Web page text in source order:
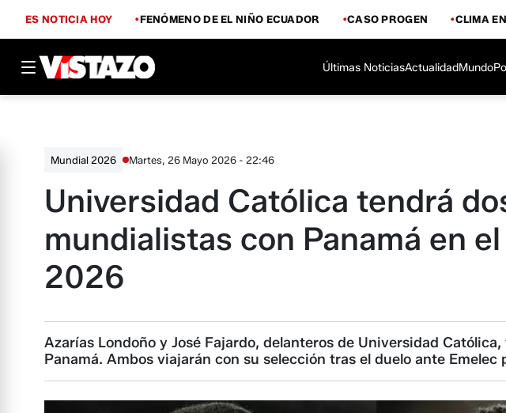
ES NOTICIA HOY FENÓMENO DE EL NIÑO ECUADOR CASO PROGEN CLIMA
Últimas NoticiasActualidadMundo
Mundial 2026 Martes, 26 Mayo 2026 - 22:46
Universidad Católica tendrá
mundialistas con Panamá en
2026
Azarías Londoño y José Fajardo, delanteros de Universidad
Panamá. Ambos viajarán con su selección tras el duelo ante Emelec